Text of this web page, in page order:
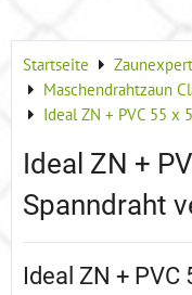
Startseite Zaunexpert
Maschendrahtzaun
Ideal ZN + PVC 55 x
Ideal ZN +
Spanndraht
Ideal ZN + PVC